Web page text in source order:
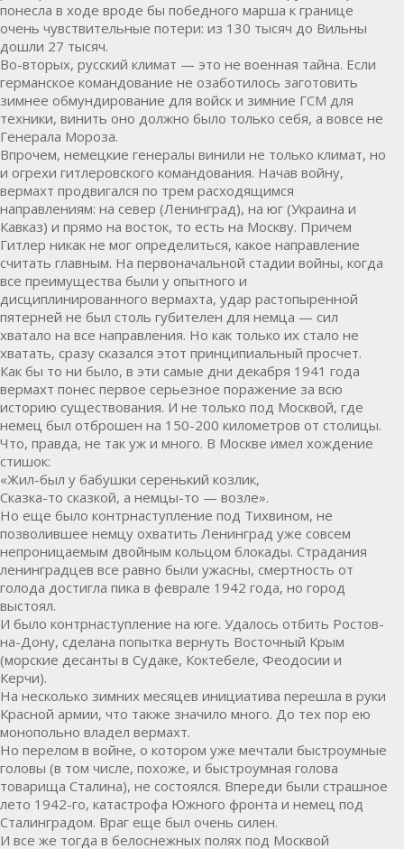
понесла в ходе вроде бы победного марша к границе
очень чувствительные потери: из 130 тысяч до Вильны
дошли 27 тысяч.
Во-вторых, русский климат — это не военная тайна. Если
германское командование не озаботилось заготовить
зимнее обмундирование для войск и зимние ГСМ для
техники, винить оно должно было только себя, а вовсе не
Генерала Мороза.
Впрочем, немецкие генералы винили не только климат, но
и огрехи гитлеровского командования. Начав войну,
вермахт продвигался по трем расходящимся
направлениям: на север (Ленинград), на юг (Украина и
Кавказ) и прямо на восток, то есть на Москву. Причем
Гитлер никак не мог определиться, какое направление
считать главным. На первоначальной стадии войны, когда
все преимущества были у опытного и
дисциплинированного вермахта, удар растопыренной
пятерней не был столь губителен для немца — сил
хватало на все направления. Но как только их стало не
хватать, сразу сказался этот принципиальный просчет.
Как бы то ни было, в эти самые дни декабря 1941 года
вермахт понес первое серьезное поражение за всю
историю существования. И не только под Москвой, где
немец был отброшен на 150-200 километров от столицы.
Что, правда, не так уж и много. В Москве имел хождение
стишок:
«Жил-был у бабушки серенький козлик,
Сказка-то сказкой, а немцы-то — возле».
Но еще было контрнаступление под Тихвином, не
позволившее немцу охватить Ленинград уже совсем
непроницаемым двойным кольцом блокады. Страдания
ленинградцев все равно были ужасны, смертность от
голода достигла пика в феврале 1942 года, но город
выстоял.
И было контрнаступление на юге. Удалось отбить Ростов-
на-Дону, сделана попытка вернуть Восточный Крым
(морские десанты в Судаке, Коктебеле, Феодосии и
Керчи).
На несколько зимних месяцев инициатива перешла в руки
Красной армии, что также значило много. До тех пор ею
монопольно владел вермахт.
Но перелом в войне, о котором уже мечтали быстроумные
головы (в том числе, похоже, и быстроумная голова
товарища Сталина), не состоялся. Впереди были страшное
лето 1942-го, катастрофа Южного фронта и немец под
Сталинградом. Враг еще был очень силен.
И все же тогда в белоснежных полях под Москвой